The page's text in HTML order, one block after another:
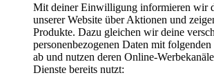
Mit deiner Einwilligung informieren wir
unserer Website über Aktionen und
Produkte. Dazu gleichen wir deine
personenbezogenen Daten mit
ab und nutzen deren Online-
Dienste bereits nutzt: